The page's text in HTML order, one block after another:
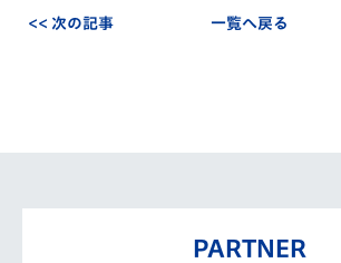
<< 次の記事 一覧へ戻る
PARTNER